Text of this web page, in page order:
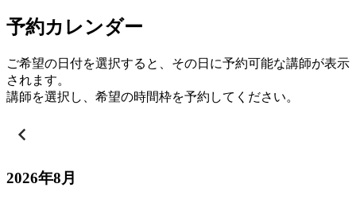
予約カレンダー
ご希望の日付を選択すると、その日に予約可能な講師が表示
されます。
講師を選択し、希望の時間枠を予約してください。
2026年8月